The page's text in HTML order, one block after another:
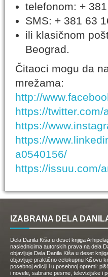
telefonom: +
SMS: + 381 63
ili klasičnom
Beograd.
Čitaoci mogu da
mrežama:
http://
https://twitter.com/
https://
https://
a0540156/
https://issuu.com/
IZABRANA DELA
Dela Danila Kiša u deset knjiga
naslednicima autorskih prava na dela
objavljuje Dela Danila Kiša u deset
objavljuje praktično celokupnu Kišovu
posebnoj ediciji i u posebnoj opremi:
i novele, sabrane pesme, televizijske i